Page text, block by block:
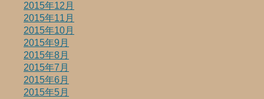
2015年12月
2015年11月
2015年10月
2015年9月
2015年8月
2015年7月
2015年6月
2015年5月